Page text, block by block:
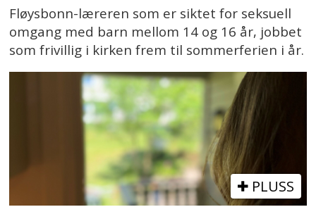
Fløysbonn-læreren som er siktet for seksuell
omgang med barn mellom 14 og 16 år, jobbet
som frivillig i kirken frem til sommerferien i år.
PLUSS